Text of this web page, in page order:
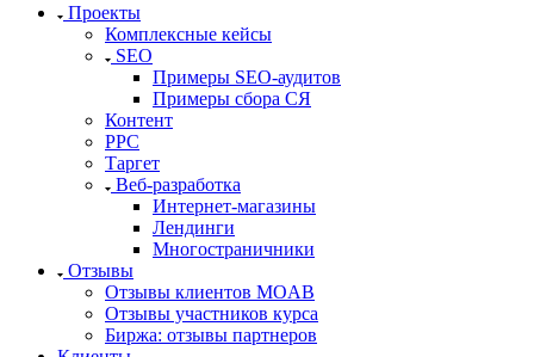
Проекты
Комплексные кейсы
SEO
Примеры SEO-аудитов
Примеры сбора СЯ
Контент
PPC
Таргет
Веб-разработка
Интернет-магазины
Лендинги
Многостраничники
Отзывы
Отзывы клиентов MOAB
Отзывы участников курса
Биржа: отзывы партнеров